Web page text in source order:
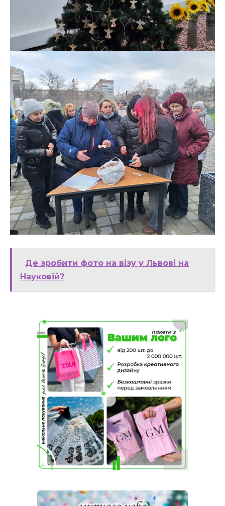
Де зробити фото на візу у Львові на
Науковій?